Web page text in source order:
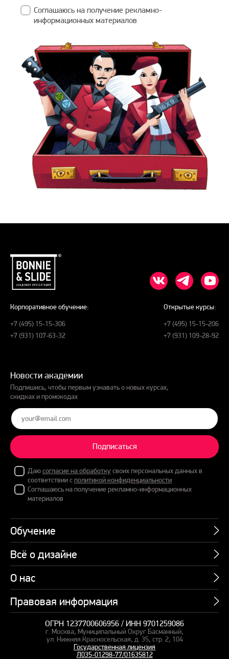
Соглашаюсь на получение рекламно-
информационных материалов
Корпоративное обучение:
+7 (495) 15-15-306
+7 (931) 107-63-32
Открытые курсы:
+7 (495) 15-15-206
+7 (931) 109-28-92
Новости академии
Подпишись, чтобы первым узнавать о новых курсах,
скидках и промокодах
Подписаться
Даюсогласие на обработкусвоих персональных данных в
соответствии сполитикой конфиденциальности
Соглашаюсь на получение рекламно-информационных
материалов
Обучение
Курсы
Пакетные предложения
Профессии
Подарочные сертификаты
Корпоративное обучение
Курсы для сотрудников
Пакетные предложения
Всё о дизайне
Учебник по презентациям
Банк слайдов
Вебинары
Студия дизайна
О нас
Об академии
СМИ о нас
Правовая информация
Карта сайта
Оферта и лицензия
ОГРН 1237700606956 / ИНН 9701259086
г. Москва, Муниципальный Округ Басманный,
ул. Нижняя Красносельская, д. 35, стр. 2, 104
Государственная лицензия
Л035-01298-77/01635812